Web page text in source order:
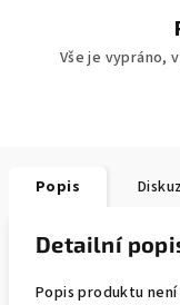
Vše je vypráno,
Popis
Detailní
Popis produktu